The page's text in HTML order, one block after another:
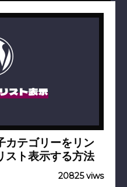
スト表示
カテゴリーをリン
スト表示する方法
20825 viws